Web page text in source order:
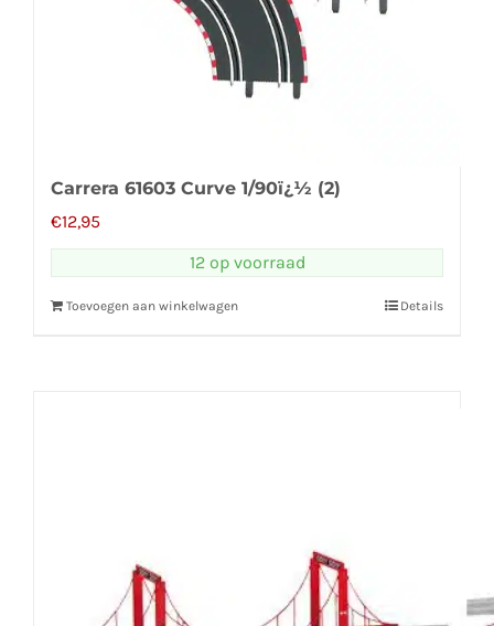
Carrera 61603 Curve 1/90ï¿½ (2)
€12,95
12 op voorraad
Toevoegen aan winkelwagen Details